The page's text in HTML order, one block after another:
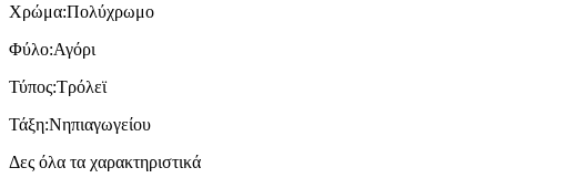
Χρώμα:Πολύχρωμο
Φύλο:Αγόρι
Τύπος:Τρόλεϊ
Τάξη:Νηπιαγωγείου
Δες όλα τα χαρακτηριστικά